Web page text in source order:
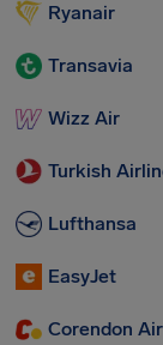
Ryanair
Transavia
Wizz Air
Turkish
Lufthansa
EasyJet
Corendon